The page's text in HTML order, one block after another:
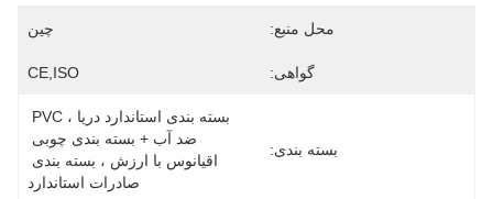
محل منبع: چین
گواهی: CE,ISO
بسته بندی:
صادرات استاندارد